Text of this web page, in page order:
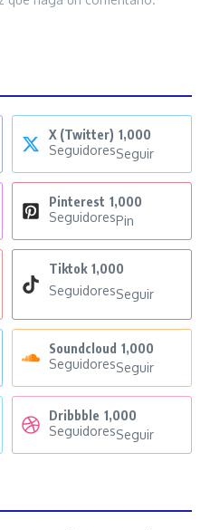
X (Twitter) 1,000
SeguidoresSeguir
Pinterest 1,000
SeguidoresPin
Tiktok 1,000
SeguidoresSeguir
Soundcloud 1,000
SeguidoresSeguir
Dribbble 1,000
SeguidoresSeguir